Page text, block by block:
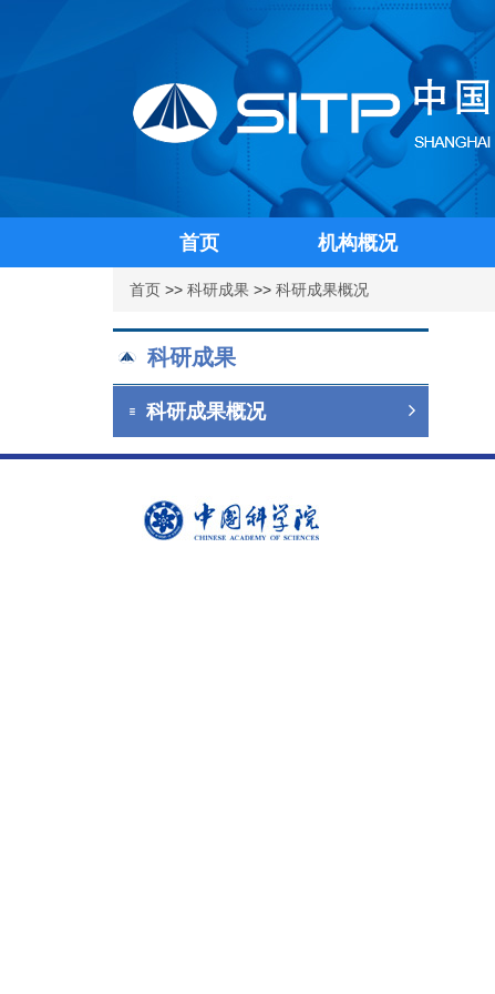
首页 机构概况
首页 >> 科研成果 >> 科研成果概况
科研成果
科研成果概况